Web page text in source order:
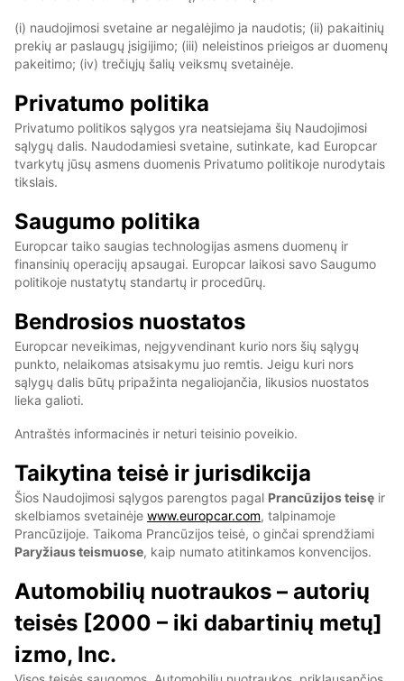
(i) naudojimosi svetaine ar negalėjimo ja naudotis; (ii) pakaitinių
prekių ar paslaugų įsigijimo; (iii) neleistinos prieigos ar duomenų
pakeitimo; (iv) trečiųjų šalių veiksmų svetainėje.
Privatumo politika
Privatumo politikos sąlygos yra neatsiejama šių Naudojimosi
sąlygų dalis. Naudodamiesi svetaine, sutinkate, kad Europcar
tvarkytų jūsų asmens duomenis Privatumo politikoje nurodytais
tikslais.
Saugumo politika
Europcar taiko saugias technologijas asmens duomenų ir
finansinių operacijų apsaugai. Europcar laikosi savo Saugumo
politikoje nustatytų standartų ir procedūrų.
Bendrosios nuostatos
Europcar neveikimas, neįgyvendinant kurio nors šių sąlygų
punkto, nelaikomas atsisakymu juo remtis. Jeigu kuri nors
sąlygų dalis būtų pripažinta negaliojančia, likusios nuostatos
lieka galioti.
Antraštės informacinės ir neturi teisinio poveikio.
Taikytina teisė ir jurisdikcija
Šios Naudojimosi sąlygos parengtos pagal Prancūzijos teisę ir
skelbiamos svetainėje www.europcar.com, talpinamoje
Prancūzijoje. Taikoma Prancūzijos teisė, o ginčai sprendžiami
Paryžiaus teismuose, kaip numato atitinkamos konvencijos.
Automobilių nuotraukos – autorių
teisės [2000 – iki dabartinių metų]
izmo, Inc.